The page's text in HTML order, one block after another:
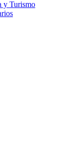
y Turismo